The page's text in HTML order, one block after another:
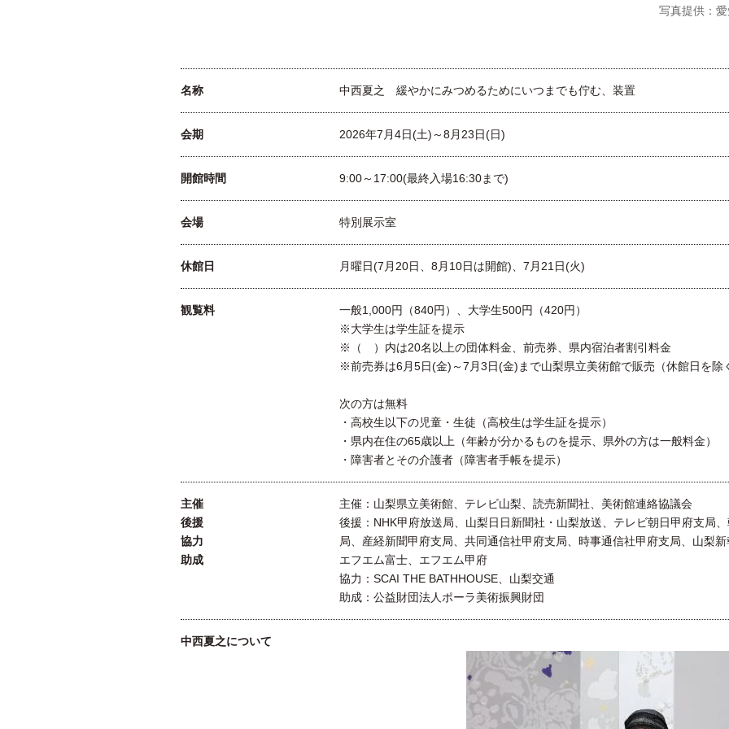
写真提供：
名称 中西夏之 緩やかにみつめるためにいつまでも佇む、装置
会期 2026年7月4日(土)～8月23日(日)
開館時間 9:00～17:00(最終入場16:30まで)
会場 特別展示室
休館日 月曜日(7月20日、8月10日は開館)、7月21日(火)
観覧料
一般1,000円（840円）、大学生500円（420円）
※大学生は学生証を提示
※（ ）内は20名以上の団体料金、前売券、県内宿泊者割引料金
※前売券は6月5日(金)～7月3日(金)まで山梨県立美術館で販売（休館日を除
次の方は無料
・高校生以下の児童・生徒（高校生は学生証を提示）
・県内在住の65歳以上（年齢が分かるものを提示、県外の方は一般料金）
・障害者とその介護者（障害者手帳を提示）
主催
後援
協力
助成
主催：山梨県立美術館、テレビ山梨、読売新聞社、美術館連絡協議会
後援：NHK甲府放送局、山梨日日新聞社・山梨放送、テレビ朝日甲府支局
局、産経新聞甲府支局、共同通信社甲府支局、時事通信社甲府支局、山梨新
エフエム富士、エフエム甲府
協力：SCAI THE BATHHOUSE、山梨交通
助成：公益財団法人ポーラ美術振興財団
中西夏之について